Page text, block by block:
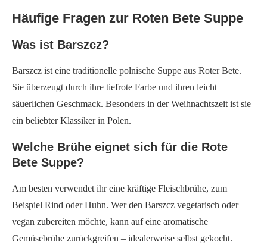
Häufige Fragen zur Roten Bete Suppe
Was ist Barszcz?
Barszcz ist eine traditionelle polnische Suppe aus Roter Bete.
Sie überzeugt durch ihre tiefrote Farbe und ihren leicht
säuerlichen Geschmack. Besonders in der Weihnachtszeit ist sie
ein beliebter Klassiker in Polen.
Welche Brühe eignet sich für die Rote
Bete Suppe?
Am besten verwendet ihr eine kräftige Fleischbrühe, zum
Beispiel Rind oder Huhn. Wer den Barszcz vegetarisch oder
vegan zubereiten möchte, kann auf eine aromatische
Gemüsebrühe zurückgreifen – idealerweise selbst gekocht.